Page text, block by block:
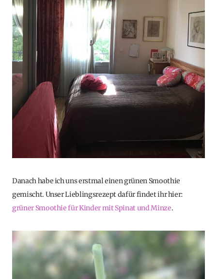
Danach habe ich uns erstmal einen grünen Smoothie
gemischt. Unser Lieblingsrezept dafür findet ihr hier:
grüner Smoothie für Kinder mit Spinat und Minze.